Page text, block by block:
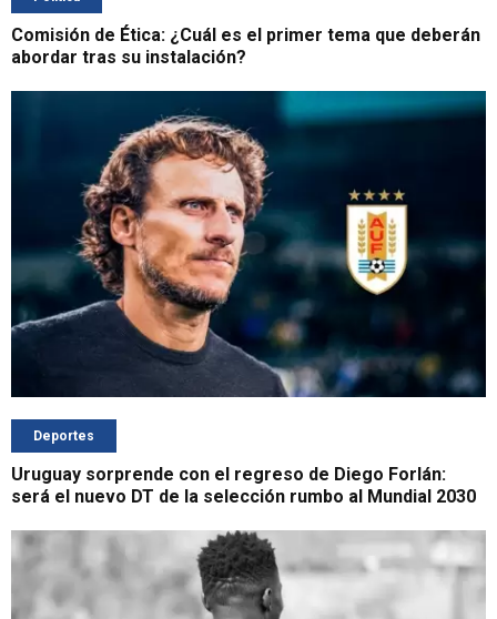
Comisión de Ética: ¿Cuál es el primer tema que deberán
abordar tras su instalación?
Deportes
Uruguay sorprende con el regreso de Diego Forlán:
será el nuevo DT de la selección rumbo al Mundial 2030